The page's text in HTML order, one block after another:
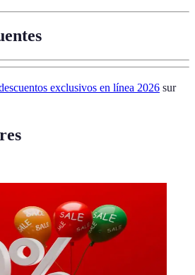
exclusivos en línea 2026 sur